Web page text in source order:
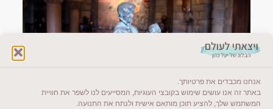
אנחנו מכבדים את פרטיותך.
באתר זה אנו עושים שימוש בקובצי העוגיות, המסייעים לנו לשפר את חוויית
המשתמש שלך, להציע תוכן מותאם אישית ולנתח את התנועה.